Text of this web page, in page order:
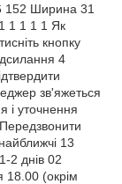
152 Ширина 31
1 1 1 1 Як
кнопку
4
зв'яжеться
і уточнення
13
2 днів 02
18.00 (окрім